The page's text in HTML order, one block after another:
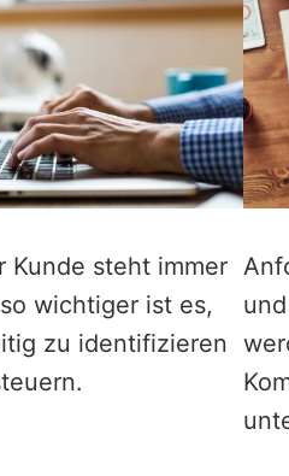
Kunde steht immer
wichtiger ist es,
zu identifizieren